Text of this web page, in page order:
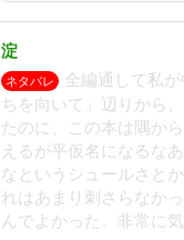
淀
ネタバレ
全編通して私
ちを向いて」辺りから
たのに、この本は隅か
えるが平仮名になるな
なというシュールさと
れはあまり刺さらなか
んでよかった。非常に気